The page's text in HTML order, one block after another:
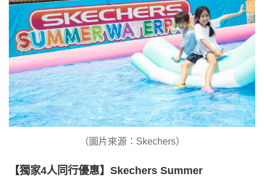
（圖片來源：Skechers）
【獨家4人同行優惠】Skechers Summer